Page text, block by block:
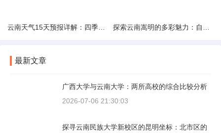
最新文章
广西大学与云南大学：两所高校的综合比较分析
2026-07-06 21:30:03
探寻云南民族大学新校区的昆明坐标：北市区的